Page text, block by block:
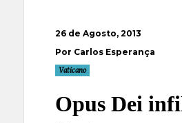
26 de Agosto, 2013
Por Carlos Esperança
Vaticano
Opus Dei